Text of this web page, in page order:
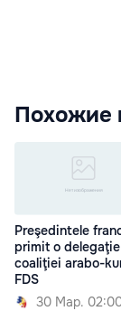
Похожие
Preşedintele
primit o
coaliţiei arabo-
FDS
30 Мар.